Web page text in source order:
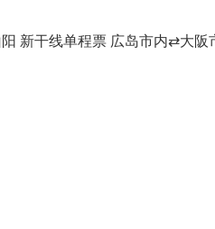
阳 新干线单程票 広岛市内⇄大阪